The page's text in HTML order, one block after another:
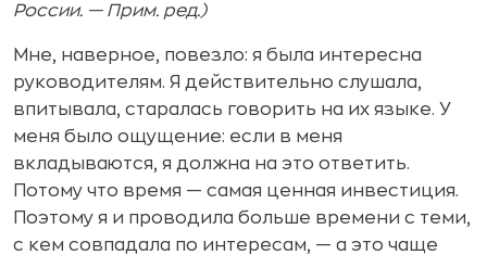
России. — Прим. ред.)
Мне, наверное, повезло: я была интересна
руководителям. Я действительно слушала,
впитывала, старалась говорить на их языке. У
меня было ощущение: если в меня
вкладываются, я должна на это ответить.
Потому что время — самая ценная инвестиция.
Поэтому я и проводила больше времени с теми,
с кем совпадала по интересам, — а это чаще